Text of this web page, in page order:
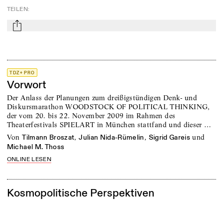
TEILEN:
mail
TDZ+ PRO
Vorwort
Der Anlass der Planungen zum dreißigstündigen Denk- und
Diskursmarathon WOODSTOCK OF POLITICAL THINKING,
der vom 20. bis 22. November 2009 im Rahmen des
Theaterfestivals SPIELART in München stattfand und dieser …
von Tilmann Broszat,Julian Nida-Rümelin, Sigrid Gareis und
Michael M. Thoss
ONLINE LESEN
Kosmopolitische Perspektiven